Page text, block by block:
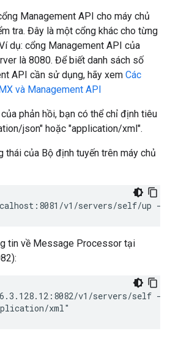
Management API cho máy chủ
tra. Đây là một cổng khác cho từng
dụ: cổng Management API của
là 8080. Để biết danh sách số
API cần sử dụng, hãy xem Các
và Management API
phản hồi, bạn có thể chỉ định tiêu
json" hoặc "application/xml".
thái của Bộ định tuyến trên máy chủ
v1/servers/self/up -
tin về Message Processor tại
v1/servers/self -
xml"